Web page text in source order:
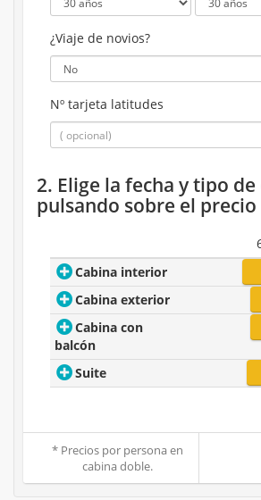
¿Viaje de novios?
Nº tarjeta latitudes
2. Elige la fecha y tipo
pulsando sobre el precio
Cabina interior
Cabina exterior
Cabina con
balcón
Suite
* Precios por persona en
cabina doble.